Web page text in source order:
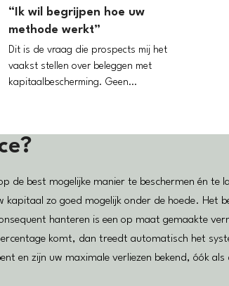
“Ik wil begrijpen hoe uw
methode werkt”
Dit is de vraag die prospects mij het
vaakst stellen over beleggen met
kapitaalbescherming. Geen…
de best mogelijke manier te beschermen én te
kapitaal zo goed mogelijk onder de hoede. Het
hanteren is een op maat gemaakte
komt, dan treedt automatisch het
en zijn uw maximale verliezen bekend, óók